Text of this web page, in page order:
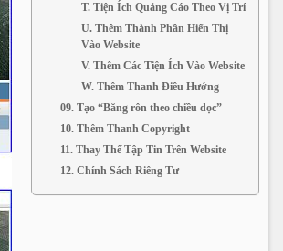
T. Tiện Ích Quảng Cáo Theo Vị Trí
U. Thêm Thành Phần Hiển Thị
Vào Website
V. Thêm Các Tiện Ích Vào Website
W. Thêm Thanh Điều Hướng
09. Tạo “Băng rôn theo chiều dọc”
10. Thêm Thanh Copyright
11. Thay Thế Tập Tin Trên Website
12. Chính Sách Riêng Tư